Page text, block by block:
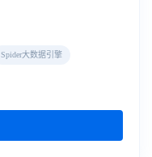
Spider大数据引擎